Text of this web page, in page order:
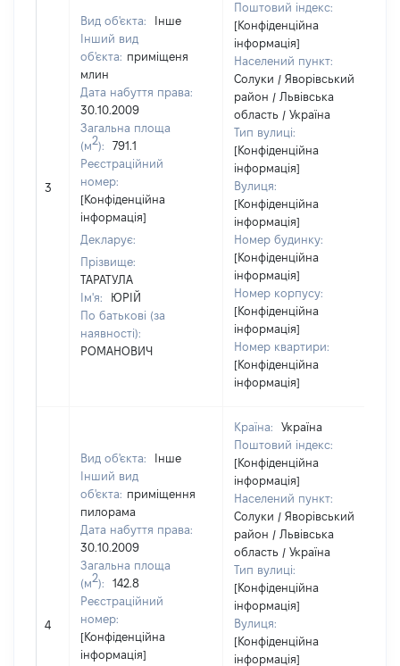
3
Вид об'єкта:
Інше
Інший вид
об'єкта: приміщеня
млин
Дата набуття права:
30.10.2009
Загальна площа
(м2):
791.1
Реєстраційний
номер:
[Конфіденційна
інформація]
Декларує:
Прізвище:
ТАРАТУЛА
Ім'я:
ЮРІЙ
По батькові (за
наявності):
РОМАНОВИЧ
Поштовий індекс:
[Конфіденційна
інформація]
Населений пункт:
Солуки / Яворівський
район / Львівська
область / Україна
Тип вулиці:
[Конфіденційна
інформація]
Вулиця:
[Конфіденційна
інформація]
Номер будинку:
[Конфіденційна
інформація]
Номер корпусу:
[Конфіденційна
інформація]
Номер квартири:
[Конфіденційна
інформація]
4
Вид об'єкта:
Інше
Інший вид
об'єкта: приміщення
пилорама
Дата набуття права:
30.10.2009
Загальна площа
(м2):
142.8
Реєстраційний
номер:
[Конфіденційна
інформація]
Країна:
Україна
Поштовий індекс:
[Конфіденційна
інформація]
Населений пункт:
Солуки / Яворівський
район / Львівська
область / Україна
Тип вулиці:
[Конфіденційна
інформація]
Вулиця:
[Конфіденційна
інформація]